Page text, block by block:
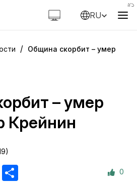
RU
/ Община скорбит – умер
– умер
Крейнин
Telegram 0